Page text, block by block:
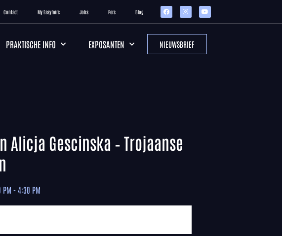
Contact My Easyfairs Jobs Pers Blog
PRAKTISCHE INFO EXPOSANTEN NIEUWSBRIEF
Alicja Gescinska – Trojaanse
PM - 4:30 PM